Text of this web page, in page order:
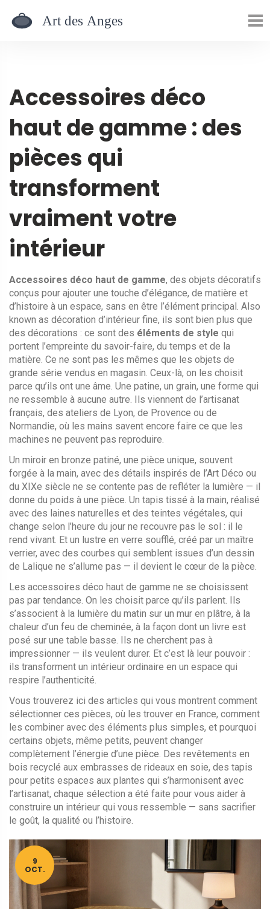
Accessoires déco
haut de gamme : des
pièces qui
transforment
vraiment votre
intérieur
Accessoires déco haut de gamme, des objets décoratifs
conçus pour ajouter une touche d’élégance, de matière et
d’histoire à un espace, sans en être l’élément principal. Also
known as décoration d’intérieur fine, ils sont bien plus que
des décorations : ce sont des éléments de style qui
portent l’empreinte du savoir-faire, du temps et de la
matière. Ce ne sont pas les mêmes que les objets de
grande série vendus en magasin. Ceux-là, on les choisit
parce qu’ils ont une âme. Une patine, un grain, une forme qui
ne ressemble à aucune autre. Ils viennent de l’artisanat
français, des ateliers de Lyon, de Provence ou de
Normandie, où les mains savent encore faire ce que les
machines ne peuvent pas reproduire.
Un miroir en bronze patiné, une pièce unique, souvent
forgée à la main, avec des détails inspirés de l’Art Déco ou
du XIXe siècle ne se contente pas de refléter la lumière — il
donne du poids à une pièce. Un tapis tissé à la main, réalisé
avec des laines naturelles et des teintes végétales, qui
change selon l’heure du jour ne recouvre pas le sol : il le
rend vivant. Et un lustre en verre soufflé, créé par un maître
verrier, avec des courbes qui semblent issues d’un dessin
de Lalique ne s’allume pas — il devient le cœur de la pièce.
Les accessoires déco haut de gamme ne se choisissent
pas par tendance. On les choisit parce qu’ils parlent. Ils
s’associent à la lumière du matin sur un mur en plâtre, à la
chaleur d’un feu de cheminée, à la façon dont un livre est
posé sur une table basse. Ils ne cherchent pas à
impressionner — ils veulent durer. Et c’est là leur pouvoir :
ils transforment un intérieur ordinaire en un espace qui
respire l’authenticité.
Vous trouverez ici des articles qui vous montrent comment
sélectionner ces pièces, où les trouver en France, comment
les combiner avec des éléments plus simples, et pourquoi
certains objets, même petits, peuvent changer
complètement l’énergie d’une pièce. Des revêtements en
bois recyclé aux embrasses de rideaux en soie, des tapis
pour petits espaces aux plantes qui s’harmonisent avec
l’artisanat, chaque sélection a été faite pour vous aider à
construire un intérieur qui vous ressemble — sans sacrifier
le goût, la qualité ou l’histoire.
9
OCT.